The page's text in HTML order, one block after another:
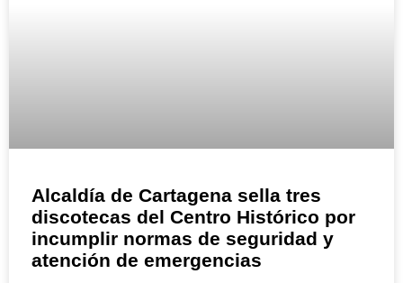
Alcaldía de Cartagena sella tres
discotecas del Centro Histórico por
incumplir normas de seguridad y
atención de emergencias